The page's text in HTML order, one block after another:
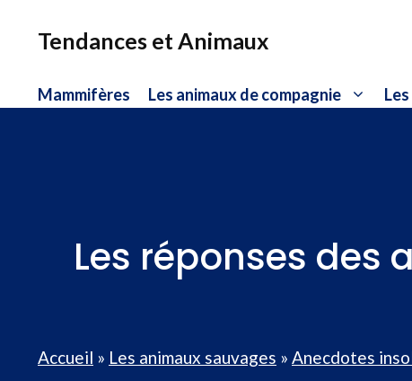
Tendances et Animaux
Mammifères Les animaux de compagnie
Les réponses des
Accueil » Les animaux sauvages » Anecdotes